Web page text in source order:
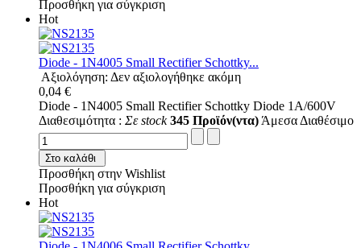
Προσθήκη για σύγκριση
Hot
Diode - 1N4005 Small Rectifier Schottky...
Αξιολόγηση: Δεν αξιολογήθηκε ακόμη
0,04 €
Diode - 1N4005 Small Rectifier Schottky Diode 1A/600V
Διαθεσιμότητα : Σε stock 345 Προϊόν(ντα) Άμεσα Διαθέσιμο
Στο καλάθι
Προσθήκη στην Wishlist
Προσθήκη για σύγκριση
Hot